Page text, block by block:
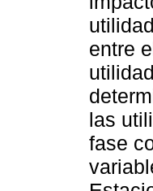
entre
las
fase